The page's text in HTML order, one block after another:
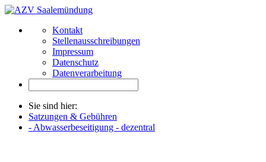
Kontakt
Stellenausschreibungen
Impressum
Datenschutz
Datenverarbeitung
Sie sind hier:
Satzungen & Gebühren
- Abwasserbeseitigung - dezentral